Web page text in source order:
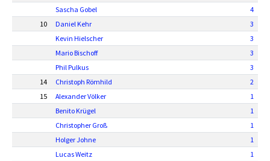
Sascha Gobel
4
10
Daniel Kehr
3
Kevin Hielscher
3
Mario Bischoff
3
Phil Pulkus
3
14
Christoph Römhild
2
15
Alexander Völker
1
Benito Krügel
1
Christopher Groß
1
Holger Johne
1
Lucas Weitz
1